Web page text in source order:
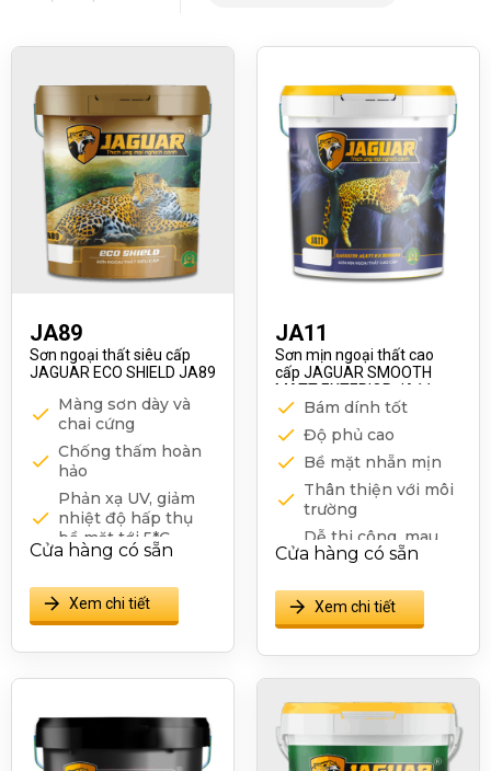
JA89
Sơn ngoại thất siêu cấp
JAGUAR ECO SHIELD JA89
Màng sơn dày và
chai cứng
Chống thấm hoàn
hảo
Phản xạ UV, giảm
nhiệt độ hấp thụ
bề mặt tới 5*C
Độ che phủ tối ưu
Chống nấm mốc
Chống bám bụi,
Cửa hàng có sẵn
Xem chi tiết
JA11
Sơn mịn ngoại thất cao
cấp JAGUAR SMOOTH
MATT EXTERIOR JA11
Bám dính tốt
Độ phủ cao
Bề mặt nhẵn mịn
Thân thiện với môi
trường
Dễ thi công, mau
khô.
Cửa hàng có sẵn
Xem chi tiết